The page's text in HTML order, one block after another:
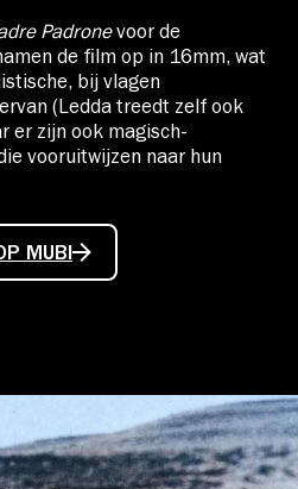
Padronevoor de
de film op in 16mm, wat
bij vlagen
(Ledda treedt zelf ook
er zijn ook magisch-
vooruitwijzen naar hun
MUBI